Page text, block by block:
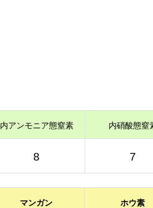
内アンモニア態窒素 内硝酸態窒
8 7
マンガン ホウ素